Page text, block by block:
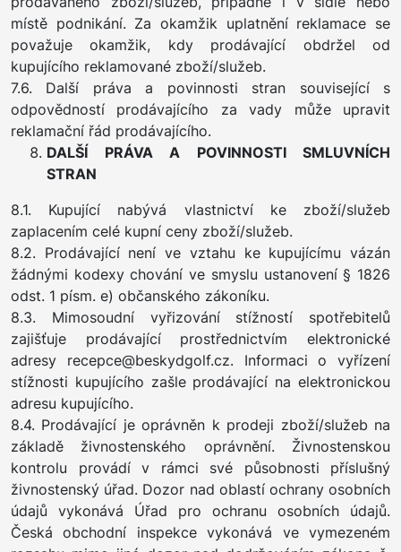
místě podnikání. Za okamžik uplatnění reklamace se
považuje okamžik, kdy prodávající obdržel od
kupujícího reklamované zboží/služeb.
7.6. Další práva a povinnosti stran související s
odpovědností prodávajícího za vady může upravit
reklamační řád prodávajícího.
DALŠÍ PRÁVA A POVINNOSTI SMLUVNÍCH
STRAN
8.1. Kupující nabývá vlastnictví ke zboží/služeb
zaplacením celé kupní ceny zboží/služeb.
8.2. Prodávající není ve vztahu ke kupujícímu vázán
žádnými kodexy chování ve smyslu ustanovení § 1826
odst. 1 písm. e) občanského zákoníku.
8.3. Mimosoudní vyřizování stížností spotřebitelů
zajišťuje prodávající prostřednictvím elektronické
adresy recepce@beskydgolf.cz. Informaci o vyřízení
stížnosti kupujícího zašle prodávající na elektronickou
adresu kupujícího.
8.4. Prodávající je oprávněn k prodeji zboží/služeb na
základě živnostenského oprávnění. Živnostenskou
kontrolu provádí v rámci své působnosti příslušný
živnostenský úřad. Dozor nad oblastí ochrany osobních
údajů vykonává Úřad pro ochranu osobních údajů.
Česká obchodní inspekce vykonává ve vymezeném